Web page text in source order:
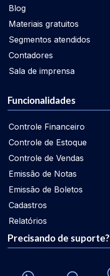
Blog
Materiais gratuitos
Segmentos atendidos
Contadores
Sala de imprensa
Funcionalidades
Controle Financeiro
Controle de Estoque
Controle de Vendas
Emissão de Notas
Emissão de Boletos
Cadastros
Relatórios
Precisando de suporte?